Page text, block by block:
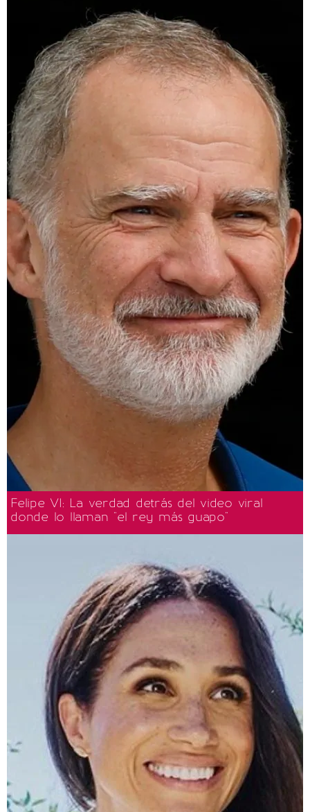
Felipe VI: La verdad detrás del video viral
donde lo llaman "el rey más guapo"